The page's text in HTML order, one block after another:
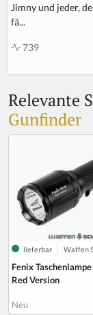
Jimny und jeder,
fä...
739
Relevante
Gunfinder